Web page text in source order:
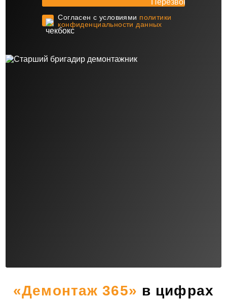
Cогласен с условиями политики
конфиденциальности данных
«Демонтаж 365» в цифрах